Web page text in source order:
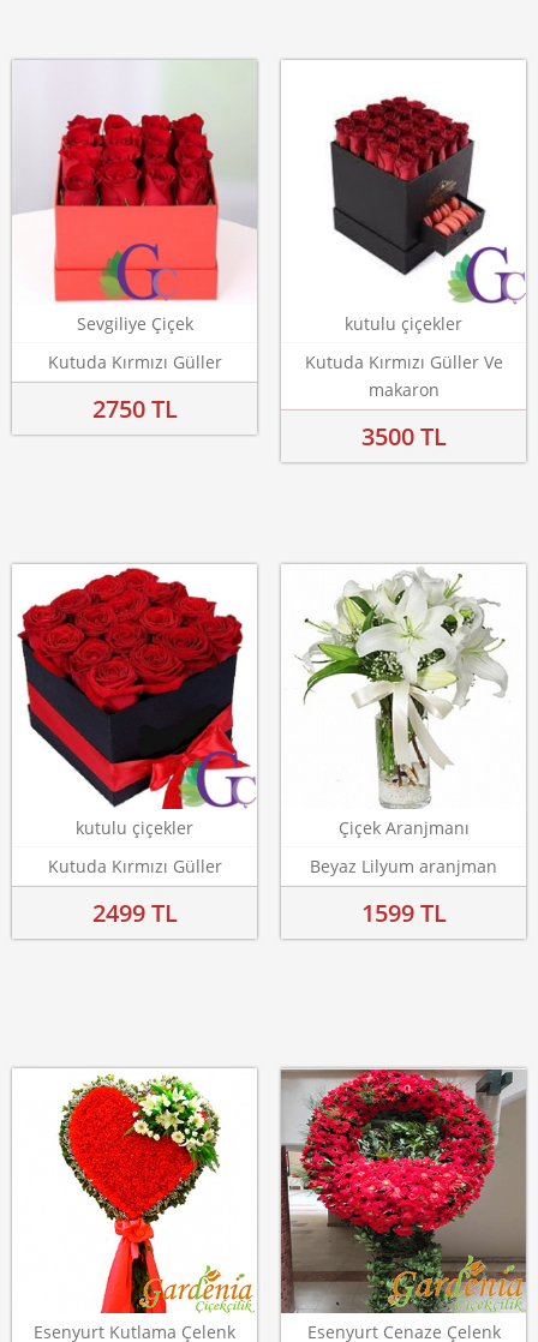
Sevgiliye Çiçek
Kutuda Kırmızı Güller
2750 TL
kutulu çiçekler
Kutuda Kırmızı Güller Ve
makaron
3500 TL
kutulu çiçekler
Kutuda Kırmızı Güller
2499 TL
Çiçek Aranjmanı
Beyaz Lilyum aranjman
1599 TL
Esenyurt Kutlama Çelenk
Esenyurt Cenaze Çelenk